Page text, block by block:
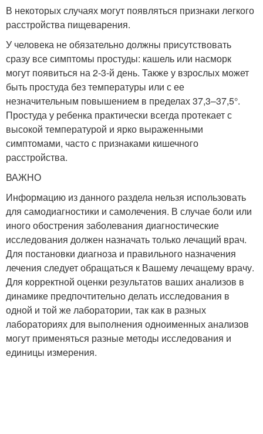
В некоторых случаях могут появляться признаки легкого
расстройства пищеварения.
У человека не обязательно должны присутствовать
сразу все симптомы простуды: кашель или насморк
могут появиться на 2-3-й день. Также у взрослых может
быть простуда без температуры или с ее
незначительным повышением в пределах 37,3–37,5°.
Простуда у ребенка практически всегда протекает с
высокой температурой и ярко выраженными
симптомами, часто с признаками кишечного
расстройства.
ВАЖНО
Информацию из данного раздела нельзя использовать
для самодиагностики и самолечения. В случае боли или
иного обострения заболевания диагностические
исследования должен назначать только лечащий врач.
Для постановки диагноза и правильного назначения
лечения следует обращаться к Вашему лечащему врачу.
Для корректной оценки результатов ваших анализов в
динамике предпочтительно делать исследования в
одной и той же лаборатории, так как в разных
лабораториях для выполнения одноименных анализов
могут применяться разные методы исследования и
единицы измерения.